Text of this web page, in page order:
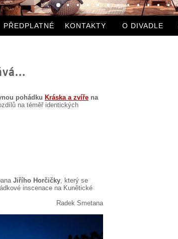
PŘEDPLATNÉ KONTAKTY O DIVADLE
pohádku Kráska a zvíře na
na téměř identických
Jiřího Horčičky, který se
inscenace na Kunětické
Radek Smetana